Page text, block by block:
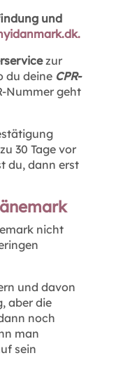
und
zur
du deine CPR-
Nummer geht
30 Tage vor
du, dann erst
nicht
und davon
aber die
noch
man
sein